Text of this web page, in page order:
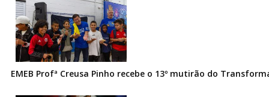
EMEB Profª Creusa Pinho recebe o 13º mutirão do